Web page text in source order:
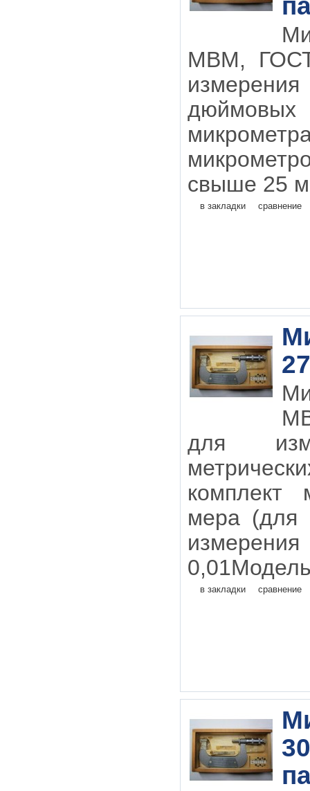
МВМ,
свыше 25
в закладки сравнение
для
комплект
мера (для
в закладки сравнение